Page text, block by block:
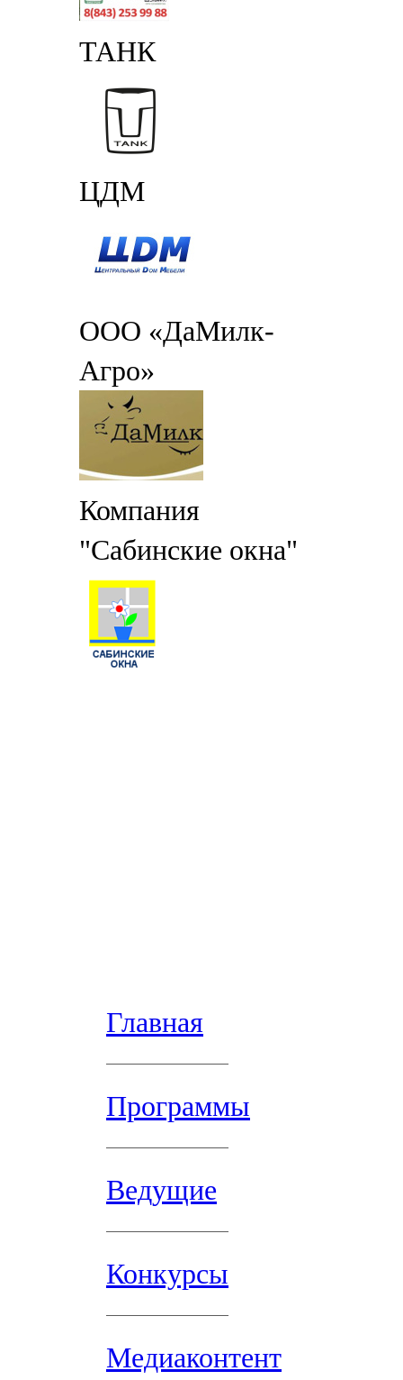
ТАНК
ЦДМ
ООО «ДаМилк-
Агро»
Компания
"Сабинские окна"
Главная
Программы
Ведущие
Конкурсы
Медиаконтент